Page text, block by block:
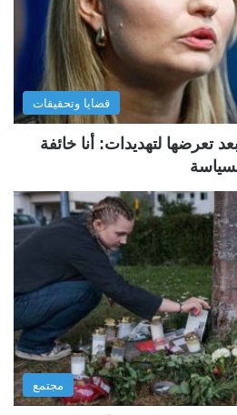
قضايا وتحقيقات
تعرضها لتهديدات: أنا خائفة
مجتمع